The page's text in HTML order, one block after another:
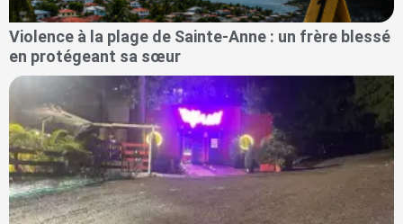
Violence à la plage de Sainte-Anne : un frère blessé
en protégeant sa sœur